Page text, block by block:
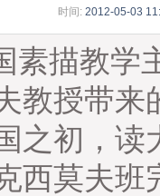
时间: 2012-05-03
描教学
教授带
之初，
西莫夫